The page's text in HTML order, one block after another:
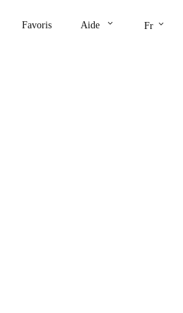
Favoris Aide keyboard_arrow_down Fr keyboard_arrow_down